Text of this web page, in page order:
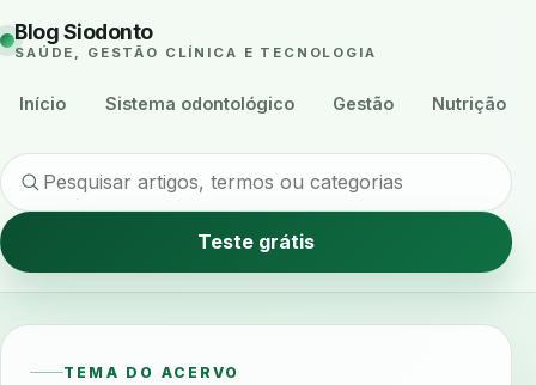
Blog Siodonto
SAÚDE, GESTÃO CLÍNICA E TECNOLOGIA
Início Sistema odontológico Gestão Nutrição
Teste grátis
TEMA DO ACERVO